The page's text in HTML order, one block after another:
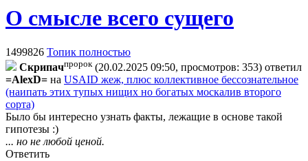
О смысле всего сущего
1499826 Топик полностью
Cкpипaчпророк (20.02.2025 09:50, просмотров: 353) ответил
=AlexD= на USAID жеж, плюс коллективное бессознательное
(наипать этих тупых нищих но богатых москалив второго
сорта)
Было бы интересно узнать факты, лежащие в основе такой
гипотезы :)
... но не любой ценой.
Ответить